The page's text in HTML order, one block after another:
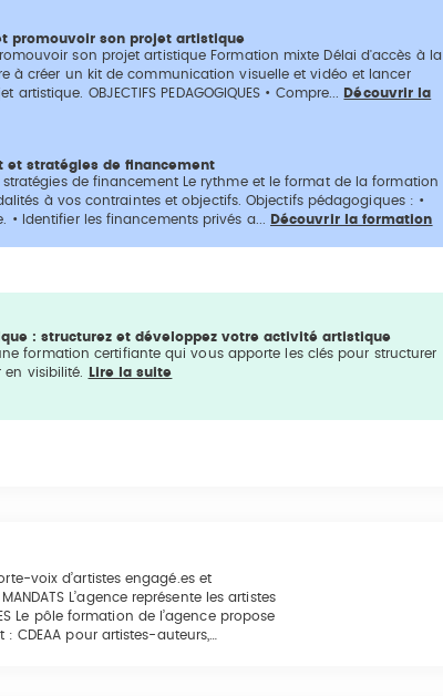
promouvoir son projet artistique
son projet artistique Formation mixte Délai d'accès à la
à créer un kit de communication visuelle et vidéo et lancer
OBJECTIFS PEDAGOGIQUES • Compre...
Découvrir la
et stratégies de financement
de financement Le rythme et le format de la formation
à vos contraintes et objectifs. Objectifs pédagogiques : •
Identifier les financements privés a...
Découvrir la formation
: structurez et développez votre activité artistique
formation certifiante qui vous apporte les clés pour structurer
en visibilité.
Lire la suite
voix d’artistes engagé.es et
L’agence représente les artistes
Le pôle formation de l’agence propose
CDEAA pour artistes-auteurs,…